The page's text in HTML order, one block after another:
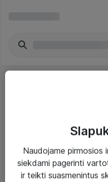
Paslaugos
Naudojame pirmosios
siekdami pagerinti
ir teikti suasmenintus